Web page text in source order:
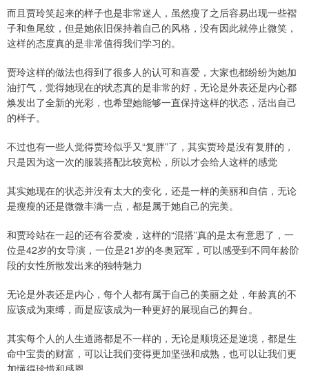
而且贾玲笑起来的样子也是非常迷人，虽然瘦了之后容易出现一些褶
子和鱼尾纹，但是她依旧保持着自己的风格，没有因此就停止微笑，
这样的态度真的是非常值得我们学习的。
贾玲这样的做法也得到了很多人的认可和喜爱，大家也都纷纷为她加
油打气，觉得她现在的状态真的是非常的好，无论是外表还是内心都
焕发出了全新的光彩，也希望她能够一直保持这样的状态，活出自己
的样子。
不过也有一些人觉得贾玲似乎又“复胖”了，其实贾玲是没有复胖的，
只是因为这一次的服装搭配比较宽松，所以才会给人这样的感觉
其实她现在的状态并没有太大的变化，还是一样的美丽和自信，无论
是瘦瘦的还是微微丰满一点，都是属于她自己的完美。
和贾玲站在一起的还有谷爱凌，这样的“混搭”真的是太有意思了，一
位是42岁的女导演，一位是21岁的冬奥冠军，可以感受到不同年龄阶
段的女性所散发出来的独特魅力
无论是外表还是内心，每个人都有属于自己的美丽之处，年龄真的不
应该成为束缚，而是应该成为一种更好的展现自己的舞台。
其实每个人的人生道路都是不一样的，无论是顺境还是逆境，都是生
命中宝贵的财富，可以让我们变得更加坚强和成熟，也可以让我们更